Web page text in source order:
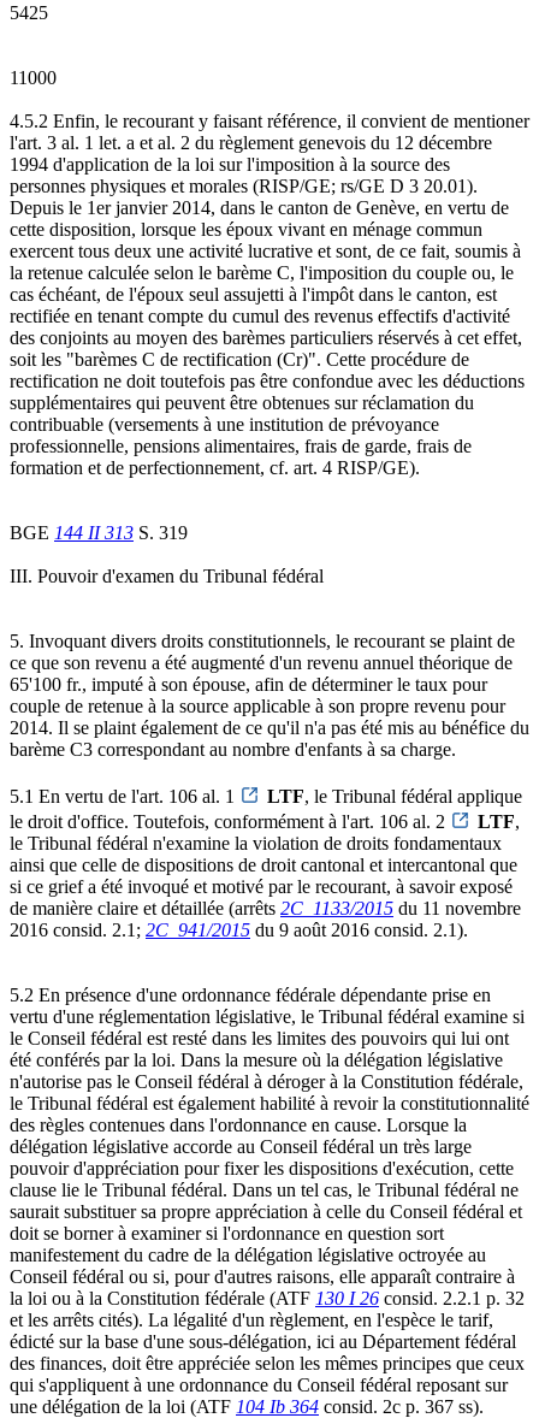
5425
11000
4.5.2 Enfin, le recourant y faisant référence, il convient de mentioner
l'art. 3 al. 1 let. a et al. 2 du règlement genevois du 12 décembre
1994 d'application de la loi sur l'imposition à la source des
personnes physiques et morales (RISP/GE; rs/GE D 3 20.01).
Depuis le 1er janvier 2014, dans le canton de Genève, en vertu de
cette disposition, lorsque les époux vivant en ménage commun
exercent tous deux une activité lucrative et sont, de ce fait, soumis à
la retenue calculée selon le barème C, l'imposition du couple ou, le
cas échéant, de l'époux seul assujetti à l'impôt dans le canton, est
rectifiée en tenant compte du cumul des revenus effectifs d'activité
des conjoints au moyen des barèmes particuliers réservés à cet effet,
soit les "barèmes C de rectification (Cr)". Cette procédure de
rectification ne doit toutefois pas être confondue avec les déductions
supplémentaires qui peuvent être obtenues sur réclamation du
contribuable (versements à une institution de prévoyance
professionnelle, pensions alimentaires, frais de garde, frais de
formation et de perfectionnement, cf. art. 4 RISP/GE).
BGE 144 II 313 S. 319
III. Pouvoir d'examen du Tribunal fédéral
5. Invoquant divers droits constitutionnels, le recourant se plaint de
ce que son revenu a été augmenté d'un revenu annuel théorique de
65'100 fr., imputé à son épouse, afin de déterminer le taux pour
couple de retenue à la source applicable à son propre revenu pour
2014. Il se plaint également de ce qu'il n'a pas été mis au bénéfice du
barème C3 correspondant au nombre d'enfants à sa charge.
5.1 En vertu de l'art. 106 al. 1 LTF, le Tribunal fédéral applique
le droit d'office. Toutefois, conformément à l'art. 106 al. 2
LTF,
le Tribunal fédéral n'examine la violation de droits fondamentaux
ainsi que celle de dispositions de droit cantonal et intercantonal que
si ce grief a été invoqué et motivé par le recourant, à savoir exposé
de manière claire et détaillée (arrêts 2C_1133/2015 du 11 novembre
2016 consid. 2.1; 2C_941/2015 du 9 août 2016 consid. 2.1).
5.2 En présence d'une ordonnance fédérale dépendante prise en
vertu d'une réglementation législative, le Tribunal fédéral examine si
le Conseil fédéral est resté dans les limites des pouvoirs qui lui ont
été conférés par la loi. Dans la mesure où la délégation législative
n'autorise pas le Conseil fédéral à déroger à la Constitution fédérale,
le Tribunal fédéral est également habilité à revoir la constitutionnalité
des règles contenues dans l'ordonnance en cause. Lorsque la
délégation législative accorde au Conseil fédéral un très large
pouvoir d'appréciation pour fixer les dispositions d'exécution, cette
clause lie le Tribunal fédéral. Dans un tel cas, le Tribunal fédéral ne
saurait substituer sa propre appréciation à celle du Conseil fédéral et
doit se borner à examiner si l'ordonnance en question sort
manifestement du cadre de la délégation législative octroyée au
Conseil fédéral ou si, pour d'autres raisons, elle apparaît contraire à
la loi ou à la Constitution fédérale (ATF 130 I 26 consid. 2.2.1 p. 32
et les arrêts cités). La légalité d'un règlement, en l'espèce le tarif,
édicté sur la base d'une sous-délégation, ici au Département fédéral
des finances, doit être appréciée selon les mêmes principes que ceux
qui s'appliquent à une ordonnance du Conseil fédéral reposant sur
une délégation de la loi (ATF 104 Ib 364 consid. 2c p. 367 ss).